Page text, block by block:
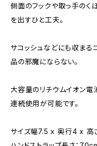
側面のフックや取っ手のく
を出すひと工夫。
サコッシュなどにも収まる
品の邪魔にならない。
大容量のリチウムイオン
連続使用が可能です。
サイズ幅7.5 x 奥行4 x 高